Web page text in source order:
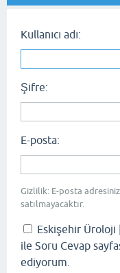
Kullanıcı adı:
Şifre:
E-posta:
Gizlilik: E-posta
satılmayacaktır.
Eskişehir Üroloji
ile Soru Cevap
ediyorum.